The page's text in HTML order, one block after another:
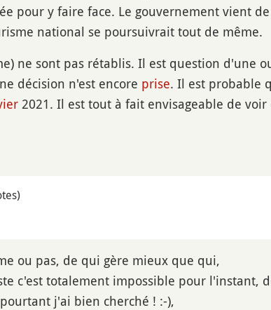
pour y faire face. Le gouvernement vient
national se poursuivrait tout de même.
ne sont pas rétablis. Il est question d'une
décision n'est encore prise. Il est probable
2021. Il est tout à fait envisageable de
ou pas, de qui gère mieux que qui,
c'est totalement impossible pour l'instant,
j'ai bien cherché ! :-),